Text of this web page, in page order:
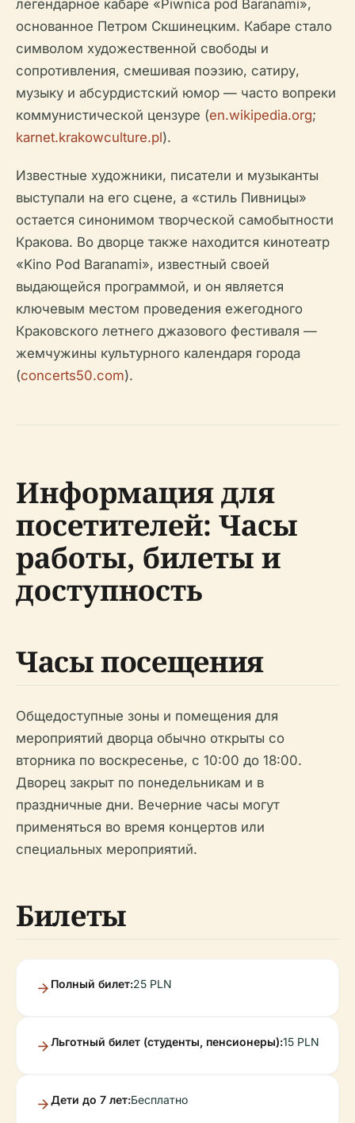
легендарное кабаре «Piwnica pod Baranami»,
основанное Петром Скшинецким. Кабаре стало
символом художественной свободы и
сопротивления, смешивая поэзию, сатиру,
музыку и абсурдистский юмор — часто вопреки
коммунистической цензуре (en.wikipedia.org;
karnet.krakowculture.pl).
Известные художники, писатели и музыканты
выступали на его сцене, а «стиль Пивницы»
остается синонимом творческой самобытности
Кракова. Во дворце также находится кинотеатр
«Kino Pod Baranami», известный своей
выдающейся программой, и он является
ключевым местом проведения ежегодного
Краковского летнего джазового фестиваля —
жемчужины культурного календаря города
(concerts50.com).
Информация для
посетителей: Часы
работы, билеты и
доступность
Часы посещения
Общедоступные зоны и помещения для
мероприятий дворца обычно открыты со
вторника по воскресенье, с 10:00 до 18:00.
Дворец закрыт по понедельникам и в
праздничные дни. Вечерние часы могут
применяться во время концертов или
специальных мероприятий.
Билеты
Полный билет:25 PLN
Льготный билет (студенты, пенсионеры):15 PLN
Дети до 7 лет:Бесплатно